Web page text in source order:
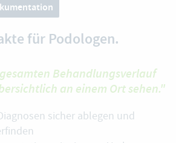
für Podologen.
Behandlungsverlauf
an einem Ort sehen."
sicher ablegen und